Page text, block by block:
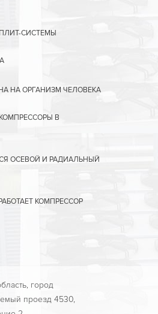
СИСТЕМЫ
НА ОРГАНИЗМ ЧЕЛОВЕКА
В
ОСЕВОЙ И РАДИАЛЬНЫЙ
КОМПРЕССОР
город
проезд 4530,